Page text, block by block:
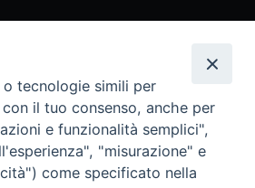
Digitale
Cartaceo
tecnologie simili per
il tuo consenso, anche per
e funzionalità semplici",
"misurazione" e
come specificato nella